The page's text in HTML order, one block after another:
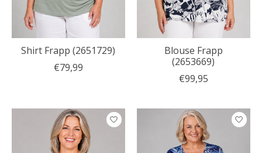
Shirt Frapp (2651729)
€79,99
Blouse Frapp
(2653669)
€99,95